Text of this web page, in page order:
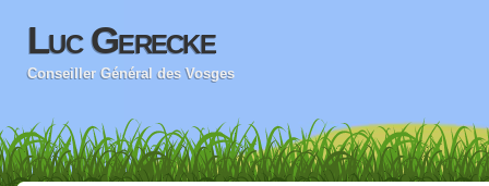
Luc Gerecke
Conseiller Général des Vosges